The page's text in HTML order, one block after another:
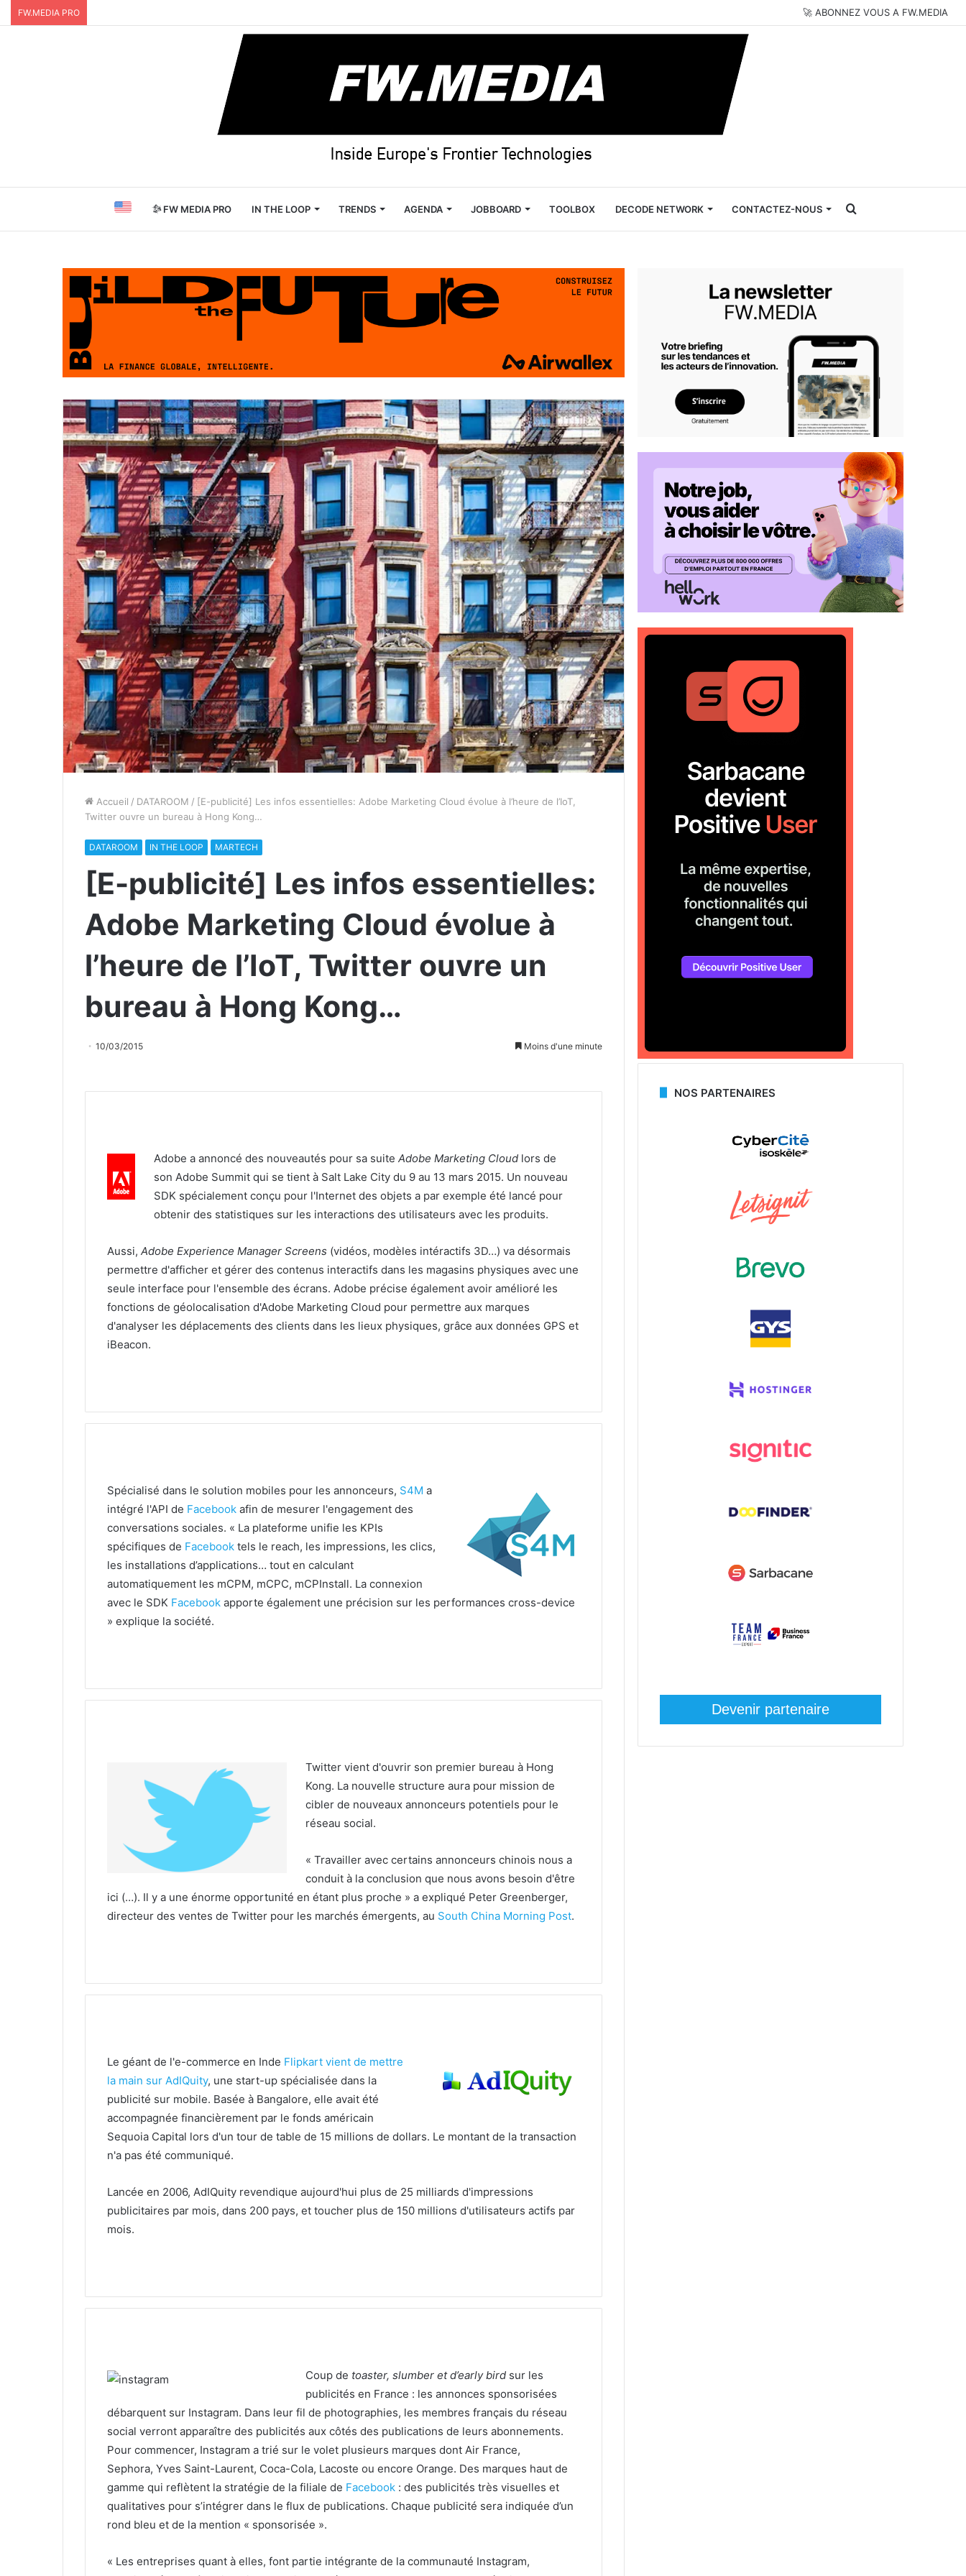
FW.MEDIA PRO 🚀 ABONNEZ VOUS A FW.MEDIA
FW MEDIA PRO IN THE LOOP TRENDS AGENDA JOBBOARD TOOLBOX DECODE NETWORK CONTACTEZ-NOUS Rechercher
Accueil / DATAROOM / [E-publicité] Les infos essentielles: Adobe Marketing Cloud évolue à l’heure de l’IoT,
Twitter ouvre un bureau à Hong Kong…
DATAROOM IN THE LOOP MARTECH
[E-publicité] Les infos essentielles:
Adobe Marketing Cloud évolue à
l’heure de l’IoT, Twitter ouvre un
bureau à Hong Kong…
10/03/2015 Moins d'une minute
Adobe a annoncé des nouveautés pour sa suiteAdobe Marketing Cloud lors de
son Adobe Summit qui se tient à Salt Lake City du 9 au 13 mars 2015. Un nouveau
SDK spécialement conçu pour l'Internet des objets a par exemple été lancé pour
obtenir des statistiques sur les interactions des utilisateurs avec les produits.
Aussi, Adobe Experience Manager Screens (vidéos, modèles intéractifs 3D…) va désormais
permettre d'afficher et gérer des contenus interactifs dans les magasins physiques avec une
seule interface pour l'ensemble des écrans. Adobe précise également avoir amélioré les
fonctions de géolocalisation d'Adobe Marketing Cloud pour permettre aux marques
d'analyser les déplacements des clients dans les lieux physiques, grâce aux données GPS et
iBeacon.
Spécialisé dans le solution mobiles pour les annonceurs, S4M a
intégré l'API de Facebook afin de mesurer l'engagement des
conversations sociales. « La plateforme unifie les KPIs
spécifiques de Facebook tels le reach, les impressions, les clics,
les installations d’applications… tout en calculant
automatiquement les mCPM, mCPC, mCPInstall. La connexion
avec le SDK Facebook apporte également une précision sur les performances cross-device
» explique la société.
Twitter vient d'ouvrir son premier bureau à Hong
Kong. La nouvelle structure aura pour mission de
cibler de nouveaux annonceurs potentiels pour le
réseau social.
« Travailler avec certains annonceurs chinois nous a
conduit à la conclusion que nous avons besoin d'être
ici (…). Il y a une énorme opportunité en étant plus proche » a expliqué Peter Greenberger,
directeur des ventes de Twitter pour les marchés émergents, au South China Morning Post.
Le géant de l'e-commerce en Inde Flipkart vient de mettre
la main sur AdIQuity, une start-up spécialisée dans la
publicité sur mobile. Basée à Bangalore, elle avait été
accompagnée financièrement par le fonds américain
Sequoia Capital lors d'un tour de table de 15 millions de dollars. Le montant de la transaction
n'a pas été communiqué.
Lancée en 2006, AdIQuity revendique aujourd'hui plus de 25 milliards d'impressions
publicitaires par mois, dans 200 pays, et toucher plus de 150 millions d'utilisateurs actifs par
mois.
Coup de toaster, slumber et d’early bird sur les
publicités en France : les annonces sponsorisées
débarquent sur Instagram. Dans leur fil de photographies, les membres français du réseau
social verront apparaître des publicités aux côtés des publications de leurs abonnements.
Pour commencer, Instagram a trié sur le volet plusieurs marques dont Air France,
Sephora, Yves Saint-Laurent, Coca-Cola, Lacoste ou encore Orange. Des marques haut de
gamme qui reflètent la stratégie de la filiale de Facebook : des publicités très visuelles et
qualitatives pour s’intégrer dans le flux de publications. Chaque publicité sera indiquée d’un
rond bleu et de la mention « sponsorisée ».
« Les entreprises quant à elles, font partie intégrante de la communauté Instagram,
NOS PARTENAIRES
Devenir partenaire